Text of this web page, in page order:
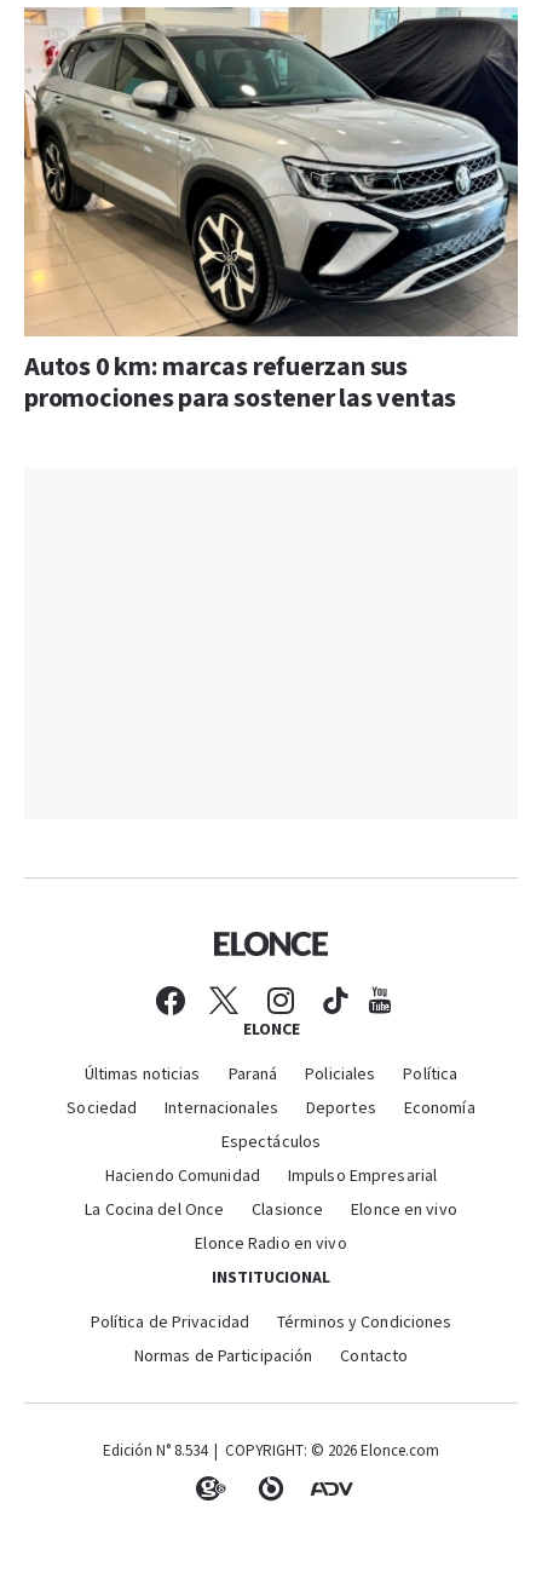
Autos 0 km: marcas refuerzan sus
promociones para sostener las ventas
ELONCE
Últimas noticias Paraná Policiales
Política
Sociedad
Internacionales Deportes
Economía
Espectáculos
Haciendo Comunidad
Impulso Empresarial
La Cocina del Once
Clasionce
Elonce en vivo
Elonce Radio en vivo
INSTITUCIONAL
Política de Privacidad
Términos y Condiciones
Normas de Participación
Contacto
Edición N° 8.534 | COPYRIGHT: © 2026 Elonce.com